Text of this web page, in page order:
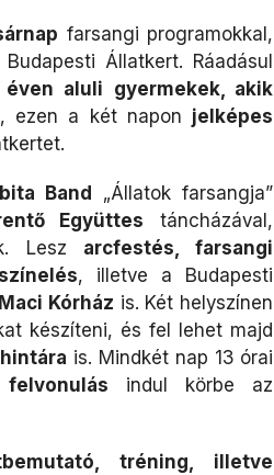
farsangi programokkal,
Állatkert. Ráadásul
éven aluli gyermekek, akik
, ezen a két napon jelképes
Band „Állatok farsangja”
Együttes táncházával,
Lesz arcfestés, farsangi
, illetve a Budapesti
Kórház is. Két helyszínen
készíteni, és fel lehet majd
is. Mindkét nap 13 órai
indul körbe az
tréning, illetve